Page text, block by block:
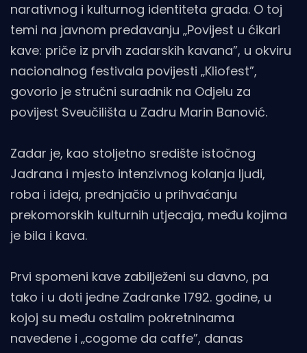
narativnog i kulturnog identiteta grada. O toj
temi na javnom predavanju „Povijest u ćikari
kave: priče iz prvih zadarskih kavana”, u okviru
nacionalnog festivala povijesti „Kliofest”,
govorio je stručni suradnik na Odjelu za
povijest Sveučilišta u Zadru Marin Banović.
Zadar je, kao stoljetno središte istočnog
Jadrana i mjesto intenzivnog kolanja ljudi,
roba i ideja, prednjačio u prihvaćanju
prekomorskih kulturnih utjecaja, među kojima
je bila i kava.
Prvi spomeni kave zabilježeni su davno, pa
tako i u doti jedne Zadranke 1792. godine, u
kojoj su među ostalim pokretninama
navedene i „cogome da caffe”, danas